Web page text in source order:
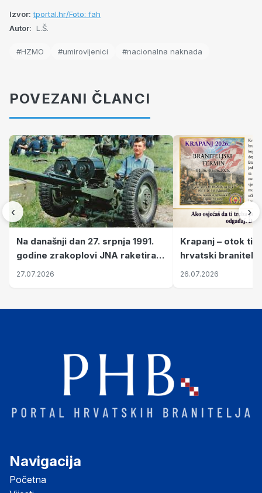
Izvor: tportal.hr/Foto: fah
Autor: L.Š.
#HZMO #umirovljenici #nacionalna naknada
POVEZANI ČLANCI
‹
Na današnji dan 27. srpnja 1991.
godine zrakoplovi JNA raketirali
su vojarnu i obučni centar "Nikola
27.07.2026
Krapanj – otok
hrvatski branitelji
pronalaze mir
26.07.2026
›
Navigacija
Početna